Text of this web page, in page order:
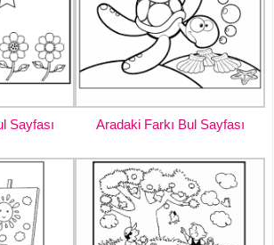
Sayfası Aradaki Farkı Bul Sayfası